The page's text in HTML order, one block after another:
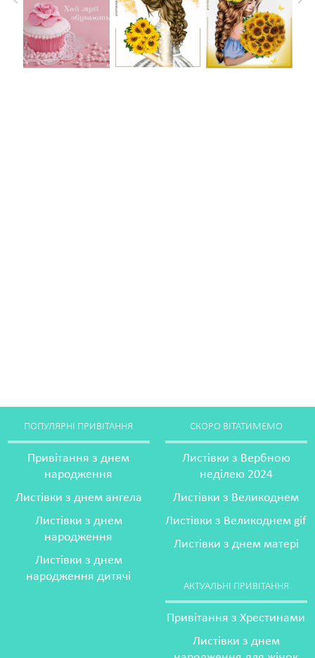
ПОПУЛЯРНІ ПРИВІТАННЯ
Привітання з днем
народження
Листівки з днем ангела
Листівки з днем
народження
Листівки з днем
народження дитячі
СКОРО ВІТАТИМЕМО
Листівки з Вербною
неділею 2024
Листівки з Великоднем
Листівки з Великоднем gif
Листівки з днем матері
АКТУАЛЬНІ ПРИВІТАННЯ
Привітання з Хрестинами
Листівки з днем